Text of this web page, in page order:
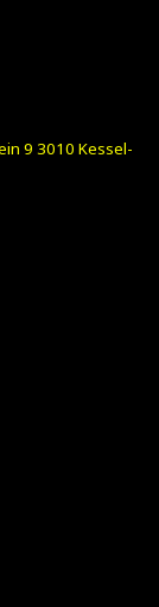
9 3010 Kessel-